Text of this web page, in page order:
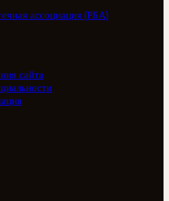
ассоциация (РБА)
сайта